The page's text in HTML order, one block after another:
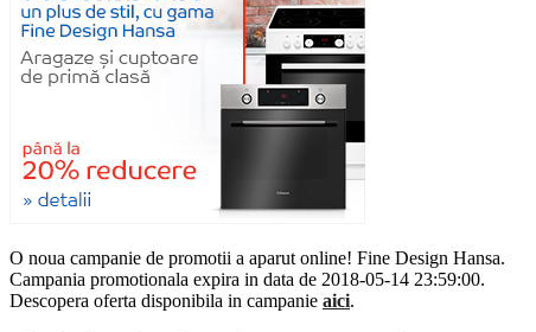
O noua campanie de promotii a aparut online! Fine Design Hansa.
Campania promotionala expira in data de 2018-05-14 23:59:00.
Descopera oferta disponibila in campanie aici.